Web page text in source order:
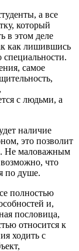
а все
который
в этом деле
как лишившись
самое
с людьми, а
наличие
это позволит
Не маловажным
что
по душе.
полностью
и,
пословица,
относится к
ходить с